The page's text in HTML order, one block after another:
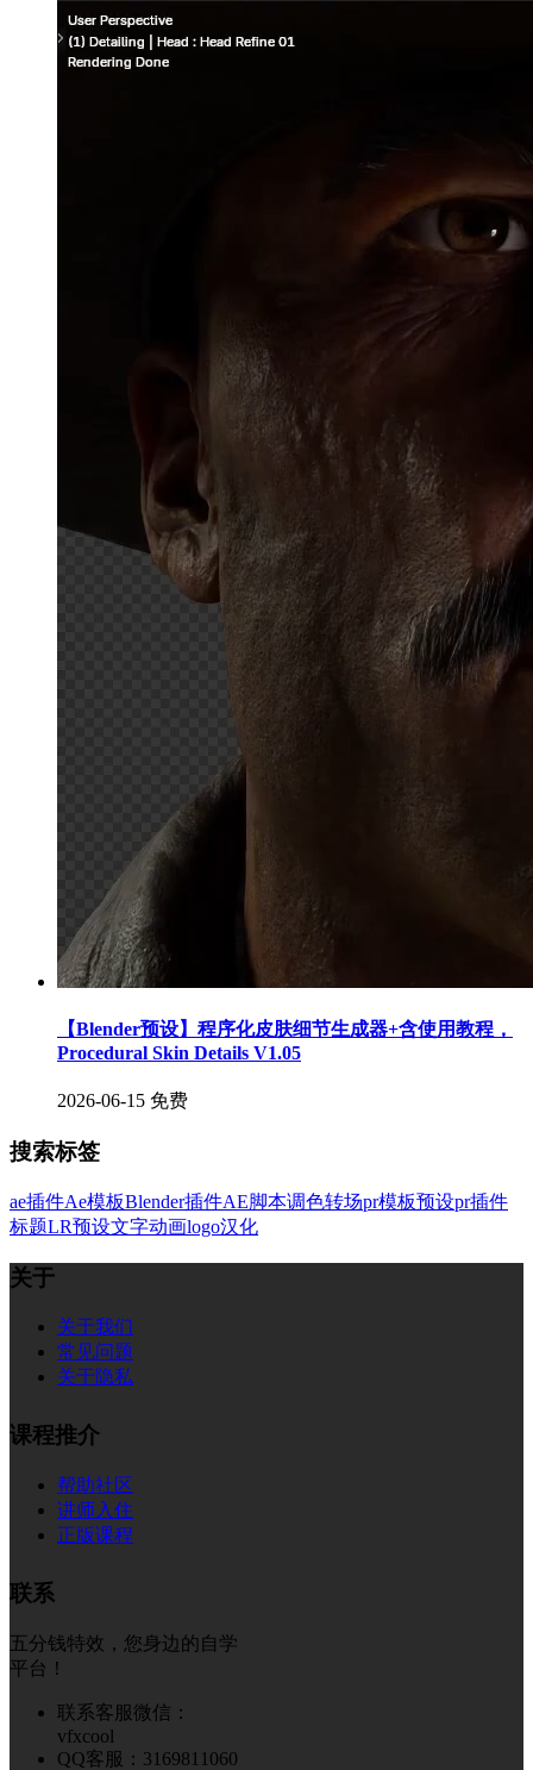
【Blender预设】程序化皮肤细节生成器+含使用教程，
Procedural Skin Details V1.05
2026-06-15 免费
搜索标签
ae插件Ae模板Blender插件AE脚本调色转场pr模板预设pr插件
标题LR预设文字动画logo汉化
关于
关于我们
常见问题
关于隐私
课程推介
帮助社区
讲师入住
正版课程
联系
五分钱特效，您身边的自学
平台！
联系客服微信：
vfxcool
QQ客服：3169811060